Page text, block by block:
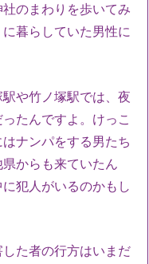
のまわりを歩いてみ
暮らしていた男性に
や竹ノ塚駅では、夜
たんですよ。けっこ
ナンパをする男たち
からも来ていたん
犯人がいるのかもし
た者の行方はいまだ